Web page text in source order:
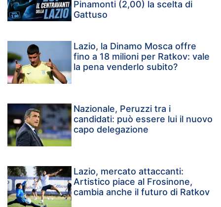
Pinamonti (2,00) la scelta di
Gattuso
Lazio, la Dinamo Mosca offre
fino a 18 milioni per Ratkov: vale
la pena venderlo subito?
Nazionale, Peruzzi tra i
candidati: può essere lui il nuovo
capo delegazione
Lazio, mercato attaccanti:
Artistico piace al Frosinone,
cambia anche il futuro di Ratkov